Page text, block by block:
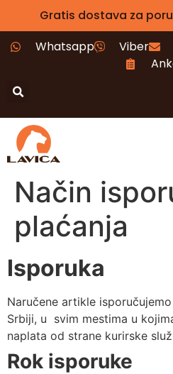
Gratis dostava za
Whatsapp
Viber
Način
plaćanja
Isporuka
Naručene artikle
Srbiji, u svim mestima u
naplata od strane kurirske
Rok isporuke